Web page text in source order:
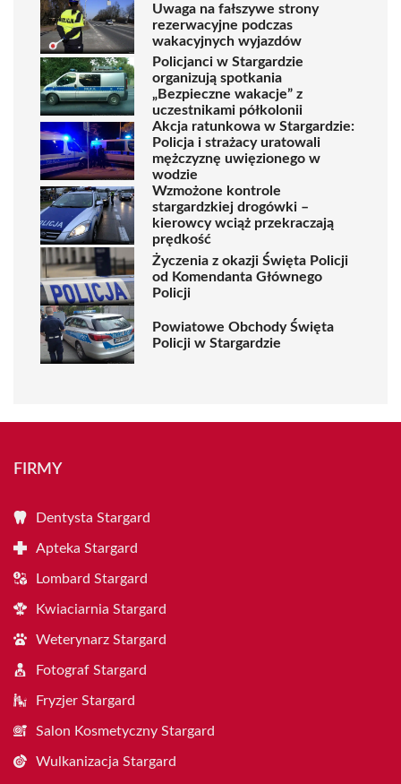
Uwaga na fałszywe strony
rezerwacyjne podczas
wakacyjnych wyjazdów
Policjanci w Stargardzie
organizują spotkania
„Bezpieczne wakacje” z
uczestnikami półkolonii
Akcja ratunkowa w Stargardzie:
Policja i strażacy uratowali
mężczyznę uwięzionego w
wodzie
Wzmożone kontrole
stargardzkiej drogówki –
kierowcy wciąż przekraczają
prędkość
Życzenia z okazji Święta Policji
od Komendanta Głównego
Policji
Powiatowe Obchody Święta
Policji w Stargardzie
FIRMY
Dentysta Stargard
Apteka Stargard
Lombard Stargard
Kwiaciarnia Stargard
Weterynarz Stargard
Fotograf Stargard
Fryzjer Stargard
Salon Kosmetyczny Stargard
Wulkanizacja Stargard